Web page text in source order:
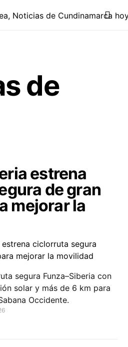
de
estrena
de gran
mejorar la
segura Funza–Siberia con
solar y más de 6 km para
Occidente.